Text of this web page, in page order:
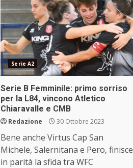
Serie A2
Serie B Femminile: primo sorriso
per la L84, vincono Atletico
Chiaravalle e CMB
Redazione 30 Ottobre 2023
Bene anche Virtus Cap San
Michele, Salernitana e Pero, finisce
in parità la sfida tra WFC